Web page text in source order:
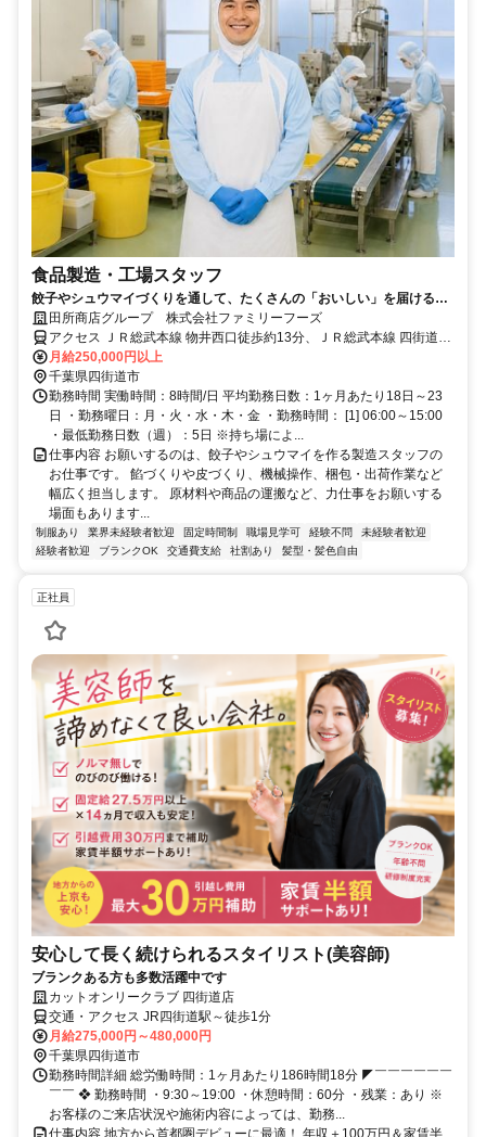
食品製造・工場スタッフ
餃子やシュウマイづくりを通して、たくさんの「おいしい」を届ける食
品工場です。原材料や商品の運搬など、適度に体を動かす作業もあるた
め、じっとしているより、体を使って働きたい方に向いています。仕事
は先輩が一つずつ丁寧に教えるので、未経験の方も安心。現場で少しず
つ経験を積み、将来は工場を支えるリーダーとして活躍することもでき
ます。
田所商店グループ 株式会社ファミリーフーズ
アクセス ＪＲ総武本線 物井西口徒歩約13分、ＪＲ総武本線 四街道北
口1徒歩約51分 物井駅車3分 ※車通勤可
月給250,000円以上
千葉県四街道市
勤務時間 実働時間：8時間/日 平均勤務日数：1ヶ月あたり18日～23
日 ・勤務曜日：月・火・水・木・金 ・勤務時間： [1] 06:00～15:00
・最低勤務日数（週）：5日 ※持ち場によ...
仕事内容 お願いするのは、餃子やシュウマイを作る製造スタッフの
お仕事です。 餡づくりや皮づくり、機械操作、梱包・出荷作業など
幅広く担当します。 原材料や商品の運搬など、力仕事をお願いする
場面もあります...
制服あり 業界未経験者歓迎 固定時間制 職場見学可 経験不問
未経験者歓迎
経験者歓迎
ブランクOK 交通費支給 社割あり 髪型・髪色自由
正社員
安心して長く続けられるスタイリスト(美容師)
ブランクある方も多数活躍中です
カットオンリークラブ 四街道店
交通・アクセス JR四街道駅～徒歩1分
月給275,000円～480,000円
千葉県四街道市
勤務時間詳細 総労働時間：1ヶ月あたり186時間18分 ◤￣￣￣￣￣￣
￣￣ ❖ 勤務時間 ・9:30～19:00 ・休憩時間：60分 ・残業：あり ※
お客様のご来店状況や施術内容によっては、勤務...
仕事内容 地方から首都圏デビューに最適！ 年収＋100万円＆家賃半